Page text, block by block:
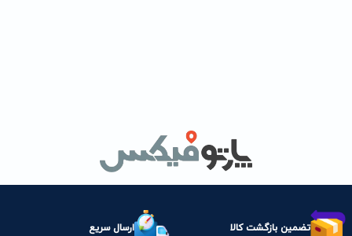
تضمین بازگشت کالا ارسال سریع